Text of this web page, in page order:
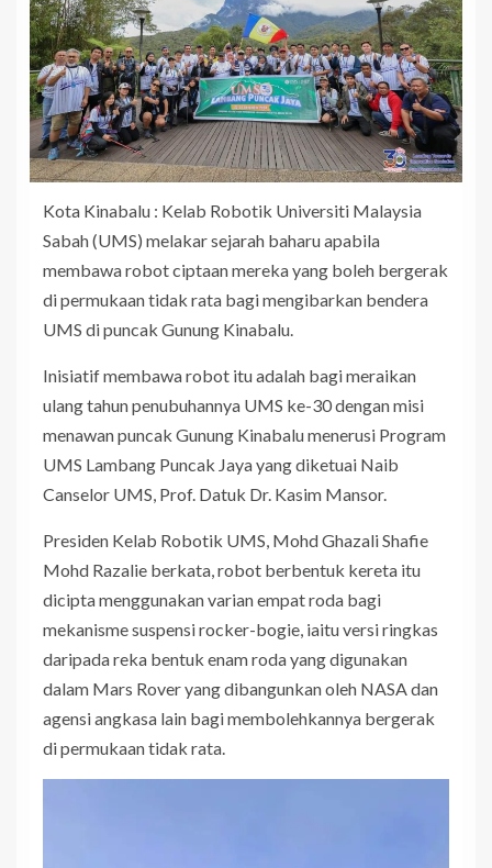
Kota Kinabalu : Kelab Robotik Universiti Malaysia
Sabah (UMS) melakar sejarah baharu apabila
membawa robot ciptaan mereka yang boleh bergerak
di permukaan tidak rata bagi mengibarkan bendera
UMS di puncak Gunung Kinabalu.
Inisiatif membawa robot itu adalah bagi meraikan
ulang tahun penubuhannya UMS ke-30 dengan misi
menawan puncak Gunung Kinabalu menerusi Program
UMS Lambang Puncak Jaya yang diketuai Naib
Canselor UMS, Prof. Datuk Dr. Kasim Mansor.
Presiden Kelab Robotik UMS, Mohd Ghazali Shafie
Mohd Razalie berkata, robot berbentuk kereta itu
dicipta menggunakan varian empat roda bagi
mekanisme suspensi rocker-bogie, iaitu versi ringkas
daripada reka bentuk enam roda yang digunakan
dalam Mars Rover yang dibangunkan oleh NASA dan
agensi angkasa lain bagi membolehkannya bergerak
di permukaan tidak rata.